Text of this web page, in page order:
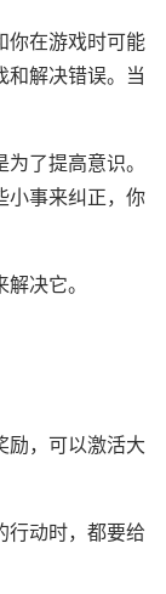
你在游戏时可能
和解决错误。当
了提高意识。
小事来纠正，你
决它。
励，可以激活大
行动时，都要给